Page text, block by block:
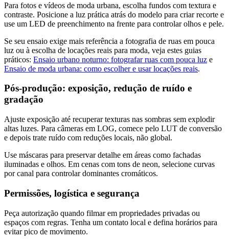
Para fotos e vídeos de moda urbana, escolha fundos com textura e
contraste. Posicione a luz prática atrás do modelo para criar recorte e
use um LED de preenchimento na frente para controlar olhos e pele.
Se seu ensaio exige mais referência a fotografia de ruas em pouca
luz ou à escolha de locações reais para moda, veja estes guias
práticos: Ensaio urbano noturno: fotografar ruas com pouca luz e
Ensaio de moda urbana: como escolher e usar locações reais.
Pós-produção: exposição, redução de ruído e
gradação
Ajuste exposição até recuperar texturas nas sombras sem explodir
altas luzes. Para câmeras em LOG, comece pelo LUT de conversão
e depois trate ruído com reduções locais, não global.
Use máscaras para preservar detalhe em áreas como fachadas
iluminadas e olhos. Em cenas com tons de neon, selecione curvas
por canal para controlar dominantes cromáticos.
Permissões, logística e segurança
Peça autorização quando filmar em propriedades privadas ou
espaços com regras. Tenha um contato local e defina horários para
evitar pico de movimento.